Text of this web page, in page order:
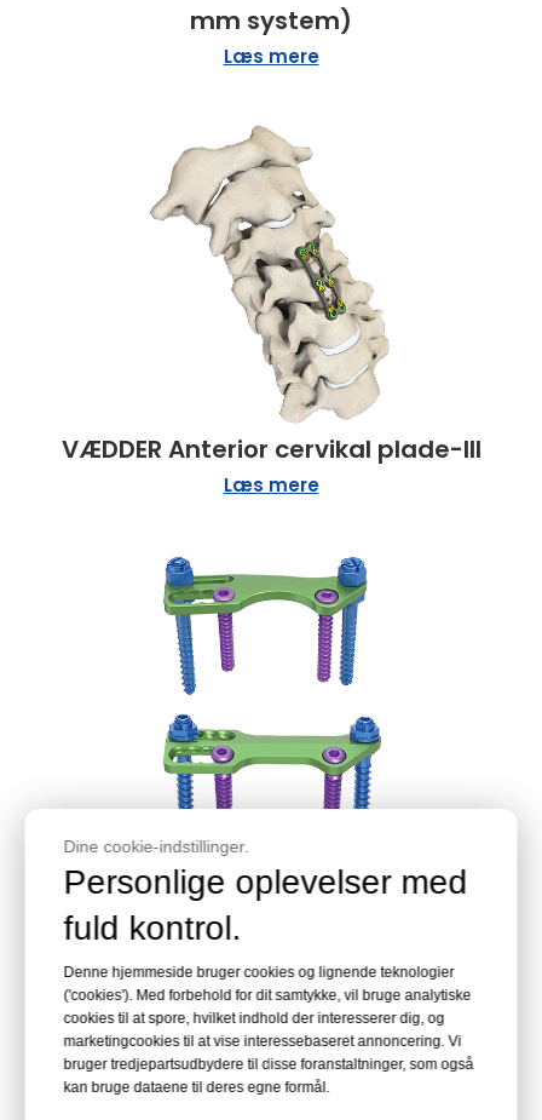
mm system)
Læs mere
VÆDDER Anterior cervikal plade-III
Læs mere
Anterior thorakolumbal pladesystem
Læs mere
Dine cookie-indstillinger.
Personlige oplevelser med
fuld kontrol.
Denne hjemmeside bruger cookies og lignende teknologier
('cookies'). Med forbehold for dit samtykke, vil bruge analytiske
cookies til at spore, hvilket indhold der interesserer dig, og
marketingcookies til at vise interessebaseret annoncering. Vi
bruger tredjepartsudbydere til disse foranstaltninger, som også
kan bruge dataene til deres egne formål.